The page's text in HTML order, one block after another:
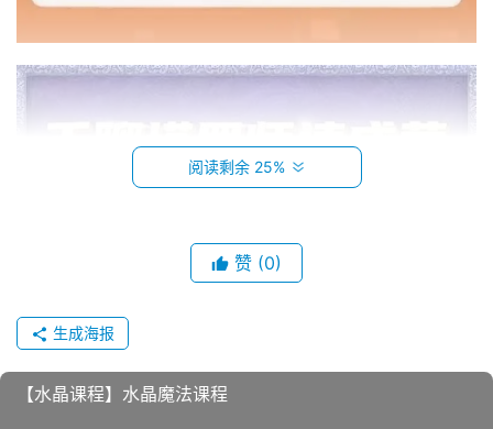
阅读剩余 25%
赞 (0)
生成海报
【水晶课程】水晶魔法课程